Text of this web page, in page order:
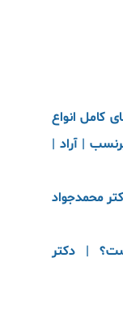
کامل انواع
| آراد |
محمدجواد
| دکتر